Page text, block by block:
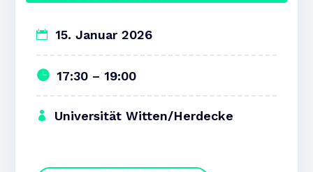
15. Januar 2026
17:30 – 19:00
Universität Witten/Herdecke